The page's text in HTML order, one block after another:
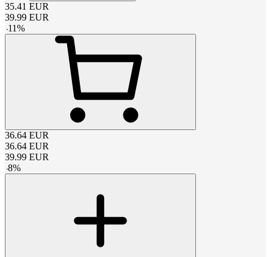
35.41 EUR
39.99 EUR
-11%
36.64 EUR
36.64 EUR
39.99 EUR
-8%